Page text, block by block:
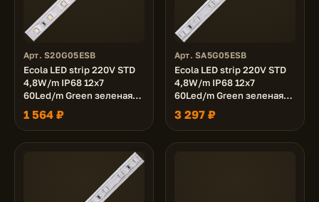
Арт. S20G05ESB
Ecola LED strip 220V STD
4,8W/m IP68 12x7
60Led/m Green зеленая
лента 20м.
1 564 ₽
Арт. SA5G05ESB
Ecola LED strip 220V STD
4,8W/m IP68 12x7
60Led/m Green зеленая
лента 50м.
3 297 ₽